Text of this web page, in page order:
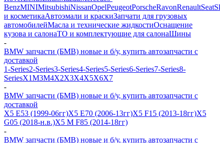
BenzMINIMitsubishiNissanOpelPeugeotPorscheRavonRenaultSeat
и косметикаАвтоэмали и краскиЗапчати для грузовых
автомобилейМасла и технические жидкостиОснащение
кузова и салонаТО и комплектующие для салонаШины
-
BMW запчасти (БМВ) новые и б/у, купить автозапчасти с
доставкой
1-Series2-Series3-Series4-Series5-Series6-Series7-Series8-
SeriesX1M3M4X2X3X4X5X6X7
-
BMW запчасти (БМВ) новые и б/у, купить автозапчасти с
доставкой
X5 E53 (1999-06гг)X5 E70 (2006-13гг)X5 F15 (2013-18гг)X5
G05 (2018-н.в.)X5 M F85 (2014-18гг)
-
BMW запчасти (БМВ) новые и б/у, купить автозапчасти с